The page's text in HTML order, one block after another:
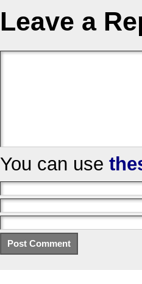
Leave a
You can use